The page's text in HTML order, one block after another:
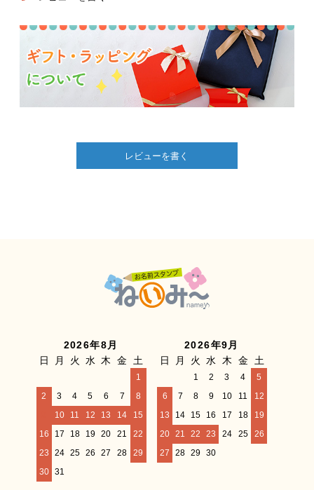
レビューを書く
2026年8月
日
月 火 水 木 金 土
1
2
3 4 5 6 7
8
10 11 12 13 14
15
16
17 18 19 20 21
22
23
24 25 26 27 28
29
30
31
2026年9月
日
月 火 水 木 金 土
1 2 3 4
5
6
7 8 9 10 11
12
13
14 15 16 17 18
19
20 21 22 23 24 25
26
27
28 29 30